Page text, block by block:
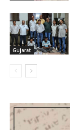
Gujarat